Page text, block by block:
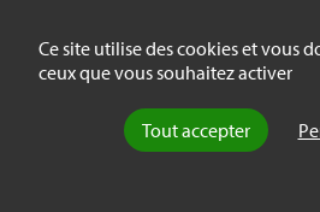
Ce site utilise des cookies et vous
ceux que vous souhaitez activer
Tout accepter
problématiques qu’ils
germanique, et dans ce cas,
tolérance ne s’applique à
Français précisément